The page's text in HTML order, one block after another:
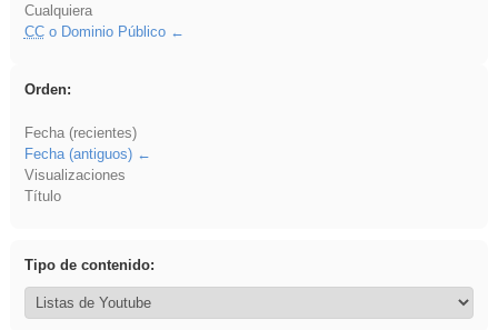
Cualquiera
CCo Dominio Público
Orden:
Fecha (recientes)
Fecha (antiguos)
Visualizaciones
Título
Tipo de contenido: